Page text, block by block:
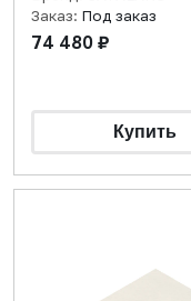
Заказ: Под заказ
74 480 ₽